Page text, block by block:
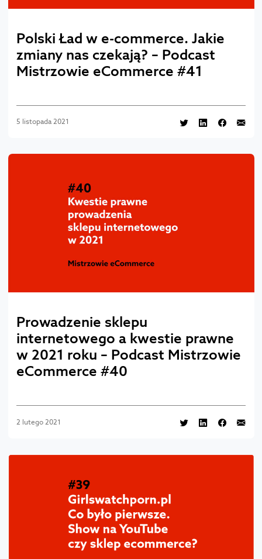
Polski Ład w e-commerce. Jakie
zmiany nas czekają? – Podcast
Mistrzowie eCommerce #41
5 listopada 2021
Prowadzenie sklepu
internetowego a kwestie prawne
w 2021 roku – Podcast Mistrzowie
eCommerce #40
2 lutego 2021